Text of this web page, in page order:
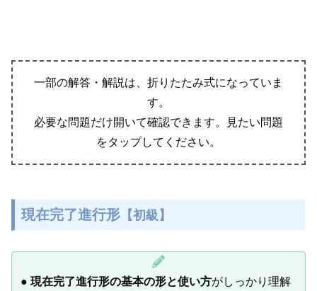
一部の解答・解説は、折りたたみ式になっていま
す。
必要な問題だけ開いて確認できます。見たい問題
をタップしてください。
現在完了進行形 【初級】
● 現在完了進行形の基本の形と使い方がしっかり理解